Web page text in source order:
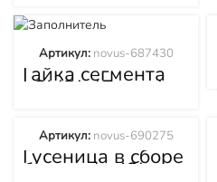
Гайка сегмента
LOVOL (Ловол)
Артикул: novus-687430
Гусеница в сборе
болотная 42L
Артикул: novus-690275